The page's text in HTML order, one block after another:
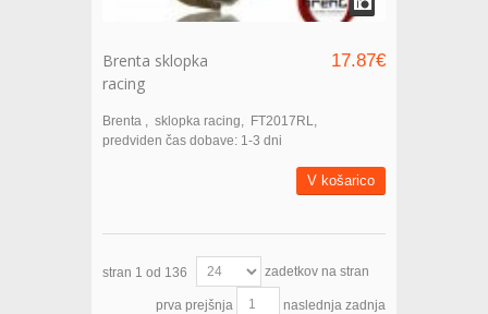
Brenta sklopka
racing
17.87€
Brenta sklopka racing
FT2017RL
predviden čas dobave: 1-3 dni
V košarico
stran 1 od 136 zadetkov na stran
prva prejšnja naslednja zadnja